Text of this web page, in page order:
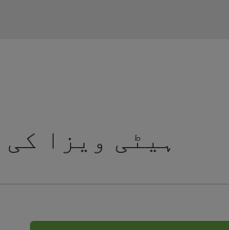
ہیٹی ویزا کی